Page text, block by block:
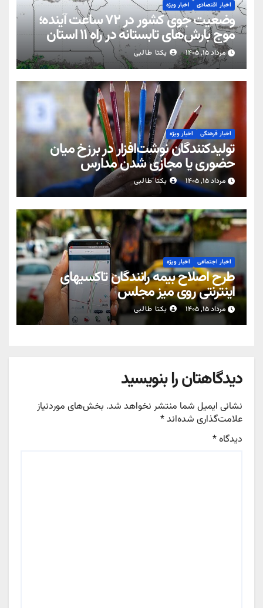
اخبار اقتصادی اخبار ویژه
وضعیت جوی کشور در ۷۲ ساعت آینده؛
موج بارش‌های تابستانه در راه ۱۱ استان
مرداد ۱۵, ۱۴۰۵ یکتا طالبی
اخبار فرهنگی اخبار ویژه
تولیدکنندگان نوشت‌افزار در برزخ میان
حضوری یا مجازی شدن مدارس
مرداد ۱۵, ۱۴۰۵ یکتا طالبی
اخبار اجتماعی اخبار ویژه
طرح اصلاح بیمه رانندگان تاکسیهای
اینترنتی روی میز مجلس
مرداد ۱۵, ۱۴۰۵ یکتا طالبی
دیدگاهتان را بنویسید
نشانی ایمیل شما منتشر نخواهد شد. بخش‌های موردنیاز
علامت‌گذاری شده‌اند*
دیدگاه*